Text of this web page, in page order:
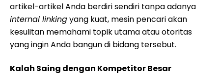
artikel-artikel Anda berdiri sendiri tanpa adanya
internal linkingyang kuat, mesin pencari akan
kesulitan memahami topik utama atau otoritas
yang ingin Anda bangun di bidang tersebut.
Kalah Saing dengan Kompetitor Besar